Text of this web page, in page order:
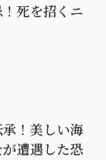
死を招くニ
！美しい海
遭遇した恐